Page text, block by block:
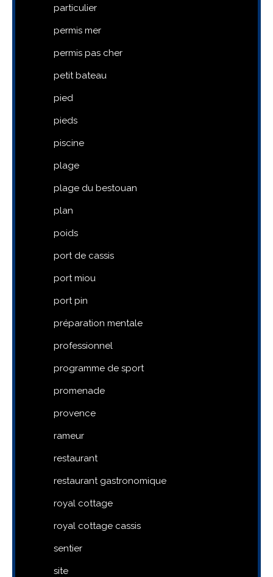
particulier
permis mer
permis pas cher
petit bateau
pied
pieds
piscine
plage
plage du bestouan
plan
poids
port de cassis
port miou
port pin
préparation mentale
professionnel
programme de sport
promenade
provence
rameur
restaurant
restaurant gastronomique
royal cottage
royal cottage cassis
sentier
site